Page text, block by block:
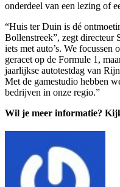
onderdeel van een lezing of
“Huis ter Duin is dé
Bollenstreek”, zegt directeur
iets met auto’s. We
geracet op de Formule 1,
jaarlijkse autotestdag van
Met de gamestudio hebben
bedrijven in onze regio.”
Wil je meer informatie?